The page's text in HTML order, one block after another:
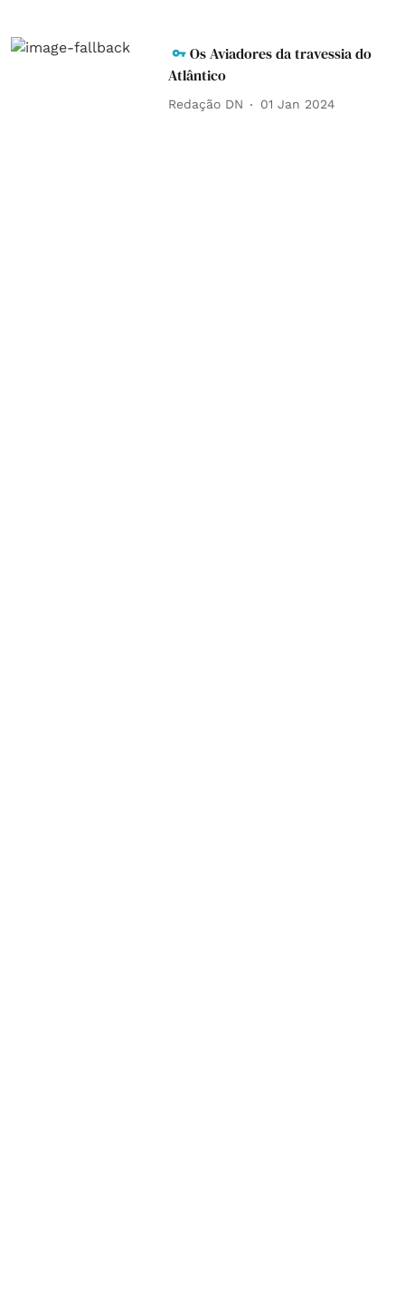
Os Aviadores da travessia do
Atlântico
Redação DN 01 Jan 2024